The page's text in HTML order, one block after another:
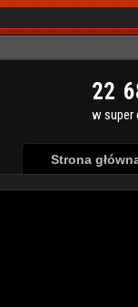
22 6
w super
Strona